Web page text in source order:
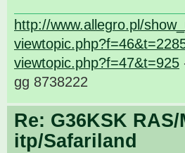
http://www.allegro.pl/
viewtopic.php?f=47&t=925
gg 8738222
Re: G36KSK
itp/Safariland